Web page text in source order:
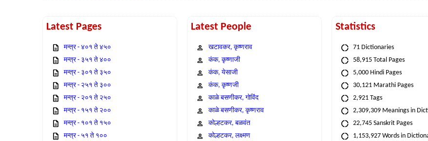
Latest Pages
मन्त्र - ४०१ ते ४५०
मन्त्र - ३५१ ते ४००
मन्त्र - ३०१ ते ३५०
मन्त्र - २५१ ते ३००
मन्त्र - २०१ ते २५०
मन्त्र - १५१ ते २००
मन्त्र - १०१ ते १५०
मन्त्र - ५१ ते १००
Latest People
खटावकर, कृष्णराव
कंक, कृष्णाजी
कंक, येसाजी
कंक, कृष्णजी
काळे बसणीकर, गोविंद
काळे बसणीकर, कृष्णराव
कोल्हटकर, बळवंत
कोल्हटकर, लक्ष्मण
Statistics
71 Dictionaries
58,915 Total Pages
5,000 Hindi Pages
30,121 Marathi Pages
2,921 Tags
2,309,309 Meanings in
22,745 Sanskrit Pages
1,153,927 Words in